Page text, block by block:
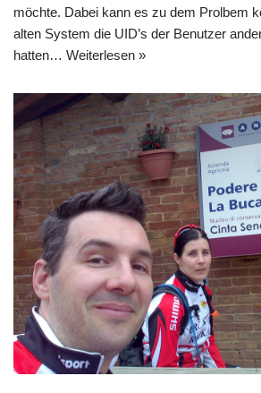
möchte. Dabei kann es zu dem Prolbem
alten System die UID’s der Benutzer
hatten… Weiterlesen »